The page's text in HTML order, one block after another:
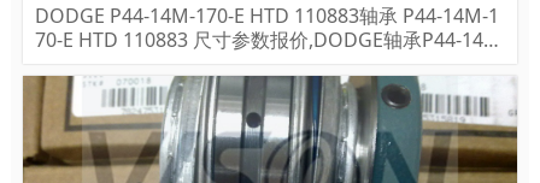
DODGE P44-14M-170-E HTD 110883轴承 P44-14M-1
70-E HTD 110883 尺寸参数报价,DODGE轴承P44-14M
0-...